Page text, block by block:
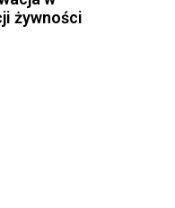
żywności